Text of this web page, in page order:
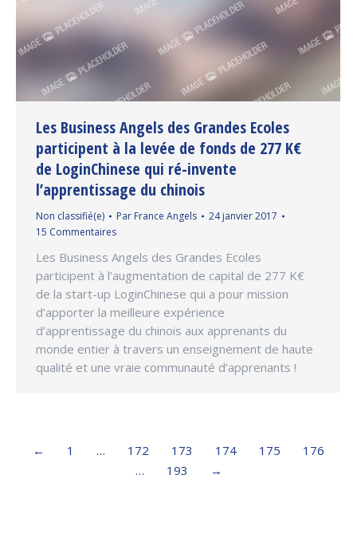
Les Business Angels des Grandes Ecoles
participent à la levée de fonds de 277 K€
de LoginChinese qui ré-invente
l’apprentissage du chinois
Non classifié(e) Par France Angels
24 janvier 2017
15 Commentaires
Les Business Angels des Grandes Ecoles
participent à l’augmentation de capital de 277 K€
de la start-up LoginChinese qui a pour mission
d’apporter la meilleure expérience
d’apprentissage du chinois aux apprenants du
monde entier à travers un enseignement de haute
qualité et une vraie communauté d’apprenants !
← 1 … 172 173 174 175
176
…
193 →